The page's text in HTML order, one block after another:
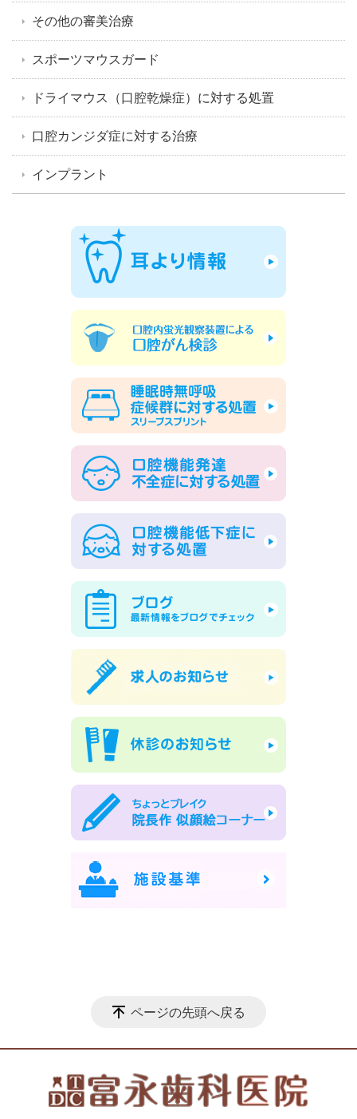
その他の審美治療
スポーツマウスガード
ドライマウス（口腔乾燥症）に対する処置
口腔カンジダ症に対する治療
インプラント
ページの先頭へ戻る